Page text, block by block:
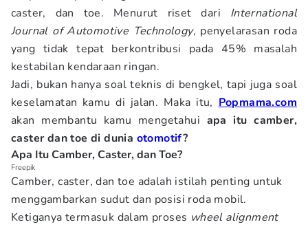
caster, dan toe. Menurut riset dari International
Journal of Automotive Technology, penyelarasan roda
yang tidak tepat berkontribusi pada 45% masalah
kestabilan kendaraan ringan.
Jadi, bukan hanya soal teknis di bengkel, tapi juga soal
keselamatan kamu di jalan. Maka itu, Popmama.com
akan membantu kamu mengetahui apa itu camber,
caster dan toe di dunia otomotif?
Apa Itu Camber, Caster, dan Toe?
Freepik
Camber, caster, dan toe adalah istilah penting untuk
menggambarkan sudut dan posisi roda mobil.
Ketiganya termasuk dalam proses wheel alignment